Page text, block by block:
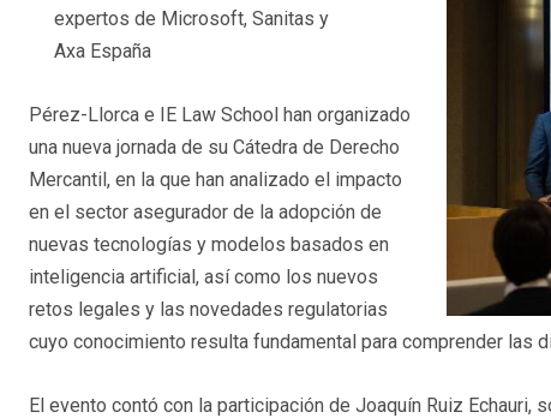
expertos de Microsoft, Sanitas y
Axa España
Pérez-Llorca e IE Law School han organizado
una nueva jornada de su Cátedra de Derecho
Mercantil, en la que han analizado el impacto
en el sector asegurador de la adopción de
nuevas tecnologías y modelos basados en
inteligencia artificial, así como los nuevos
retos legales y las novedades regulatorias
cuyo conocimiento resulta fundamental para comprender las
El evento contó con la participación de Joaquín Ruiz